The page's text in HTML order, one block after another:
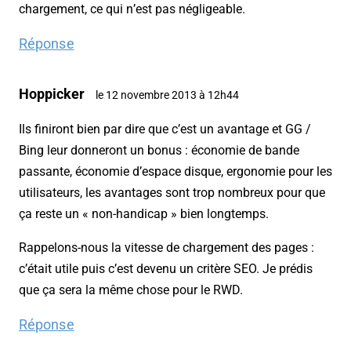
chargement, ce qui n’est pas négligeable.
Réponse
Hoppicker le 12 novembre 2013 à 12h44
Ils finiront bien par dire que c’est un avantage et GG /
Bing leur donneront un bonus : économie de bande
passante, économie d’espace disque, ergonomie pour les
utilisateurs, les avantages sont trop nombreux pour que
ça reste un « non-handicap » bien longtemps.
Rappelons-nous la vitesse de chargement des pages :
c’était utile puis c’est devenu un critère SEO. Je prédis
que ça sera la même chose pour le RWD.
Réponse